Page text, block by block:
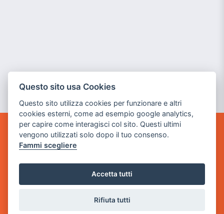
GAME WARP
BY POWER GAME SRL
via Villaggio dei Platani, 3
Questo sito usa Cookies
Questo sito utilizza cookies per funzionare e altri
cookies esterni, come ad esempio google analytics,
per capire come interagisci col sito. Questi ultimi
vengono utilizzati solo dopo il tuo consenso.
Fammi scegliere
Accetta tutti
Rifiuta tutti